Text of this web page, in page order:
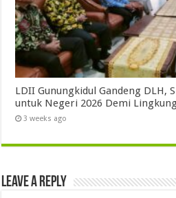
LDII Gunungkidul Gandeng DLH,
untuk Negeri 2026 Demi
3 weeks ago
Leave a Reply